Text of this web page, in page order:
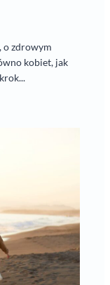
o zdrowym
kobiet, jak